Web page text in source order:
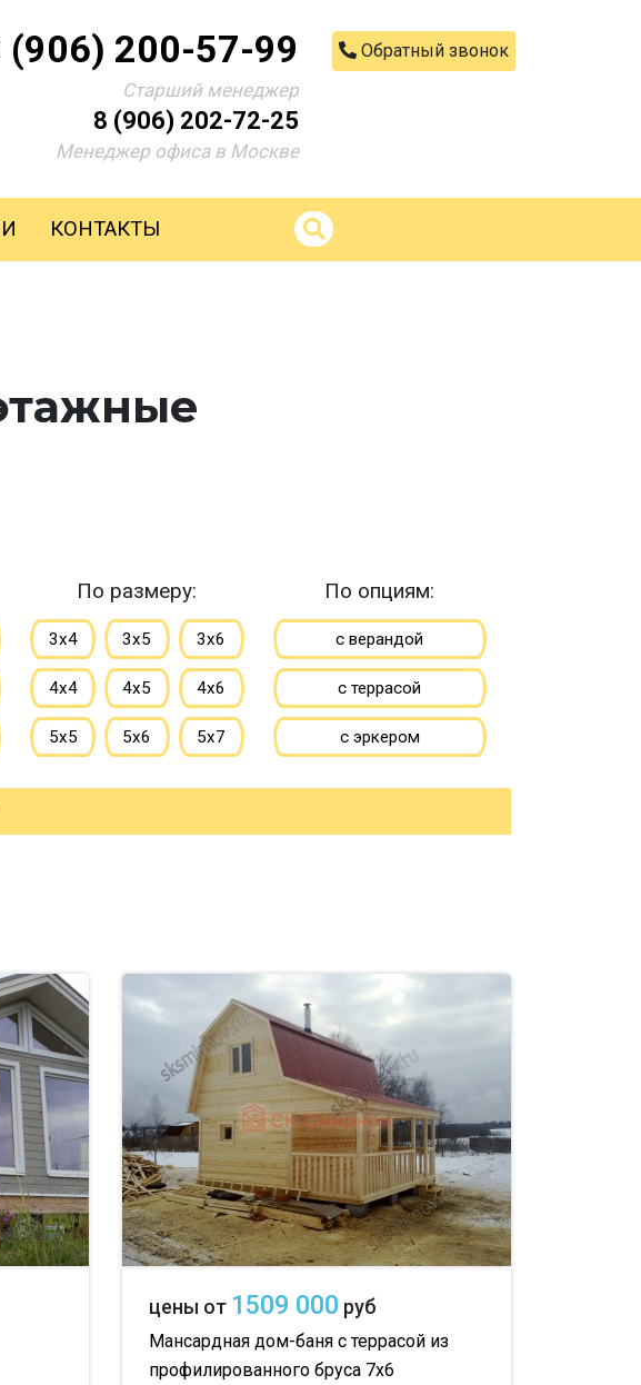
(906) 200-57-99
Старший менеджер
8 (906) 202-72-25
Менеджер офиса в Москве
Обратный звонок
КОНТАКТЫ
По размеру:
3х4 3х5 3х6
4х4 4х5 4х6
5х5 5х6 5х7
6х6 6х7 6х8
7х8 7х10 8х8
маленькие
до 100 м до 150 м
до 200 м
По опциям:
с верандой
с террасой
с эркером
с котельной
с панорамными окнами
с туалетом
с гостевой комнатой
с беседкой
с двумя входами
с навесом для авто
цены от 1509 000 руб
Мансардная дом-баня с террасой из
профилированного бруса 7х6